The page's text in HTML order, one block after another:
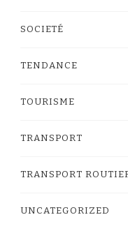
SOCIETÉ
TENDANCE
TOURISME
TRANSPORT
TRANSPORT
UNCATEGORIZED